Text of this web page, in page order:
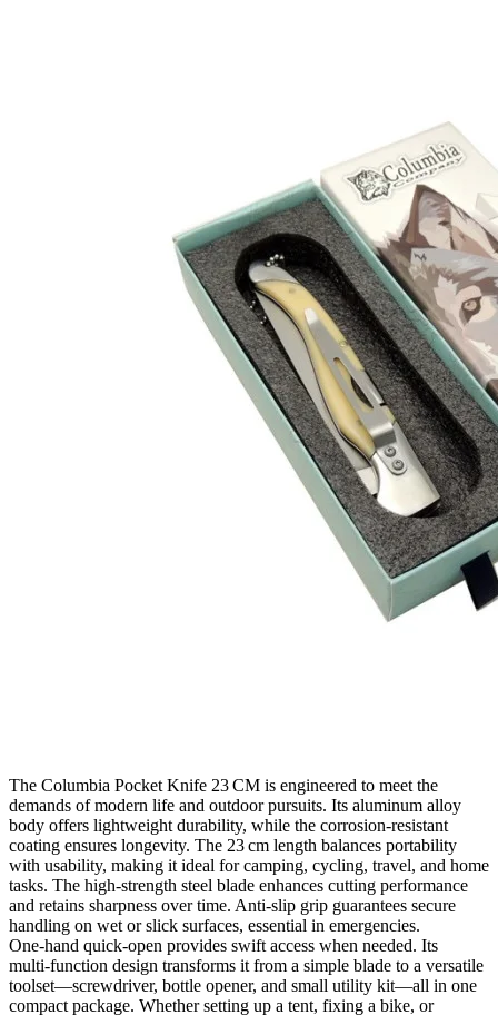
The Columbia Pocket Knife 23 CM is engineered to meet the
demands of modern life and outdoor pursuits. Its aluminum alloy
body offers lightweight durability, while the corrosion‑resistant
coating ensures longevity. The 23 cm length balances portability
with usability, making it ideal for camping, cycling, travel, and home
tasks. The high‑strength steel blade enhances cutting performance
and retains sharpness over time. Anti‑slip grip guarantees secure
handling on wet or slick surfaces, essential in emergencies.
One‑hand quick‑open provides swift access when needed. Its
multi‑function design transforms it from a simple blade to a versatile
toolset—screwdriver, bottle opener, and small utility kit—all in one
compact package. Whether setting up a tent, fixing a bike, or